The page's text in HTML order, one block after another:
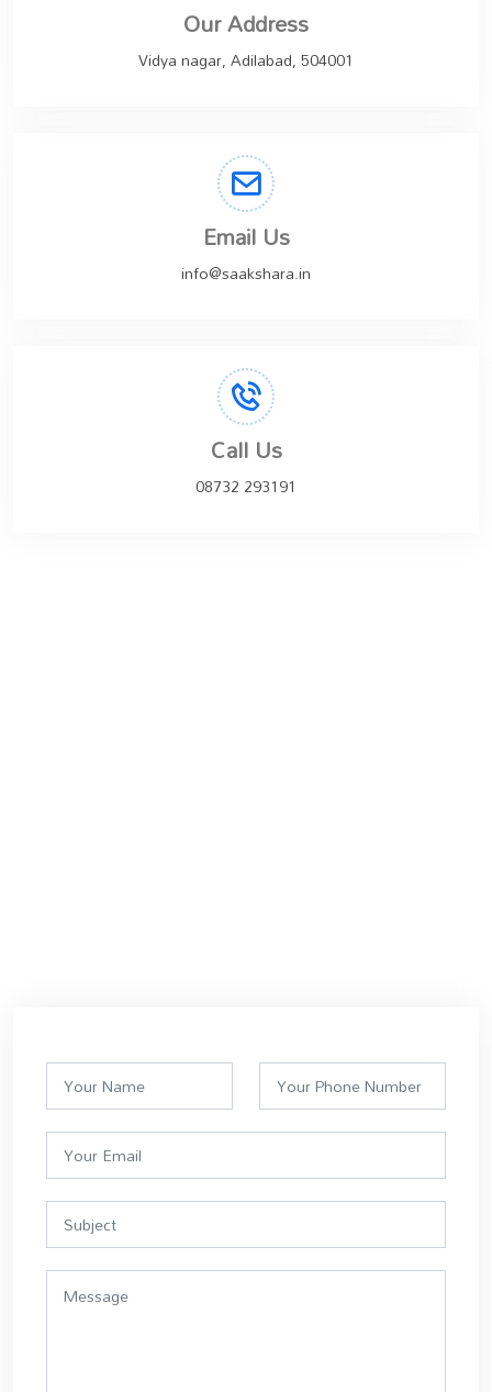
Our Address
Vidya nagar, Adilabad, 504001
Email Us
info@saakshara.in
Call Us
08732 293191